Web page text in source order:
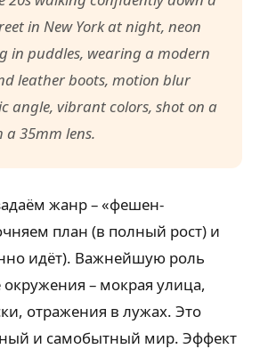
in New York at night, neon
in puddles, wearing a modern
leather boots, motion blur
angle, vibrant colors, shot on a
a 35mm lens.
жанр – «фешен-
план (в полный рост) и
идёт). Важнейшую роль
окружения – мокрая улица,
отражения в лужах. Это
и самобытный мир. Эффект